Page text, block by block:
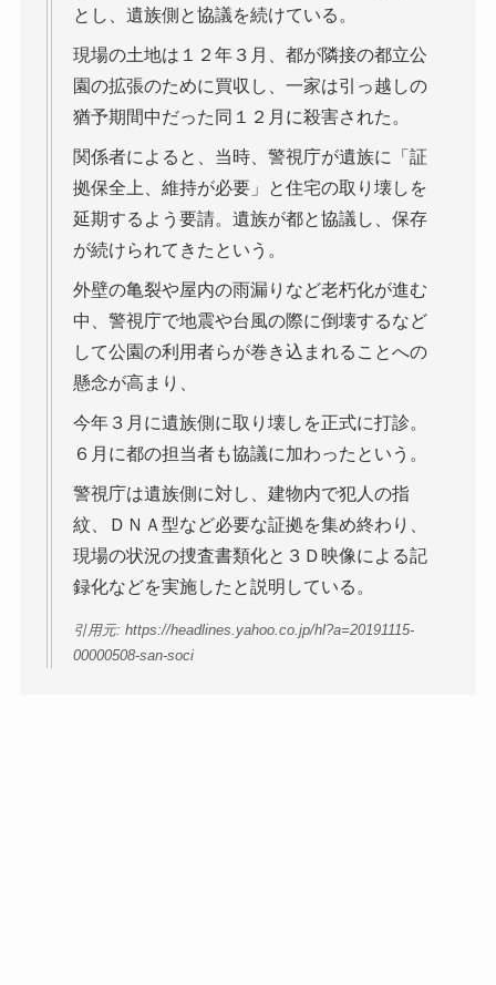
とし、遺族側と協議を続けている。
現場の土地は１２年３月、都が隣接の都立公
園の拡張のために買収し、一家は引っ越しの
猶予期間中だった同１２月に殺害された。
関係者によると、当時、警視庁が遺族に「証
拠保全上、維持が必要」と住宅の取り壊しを
延期するよう要請。遺族が都と協議し、保存
が続けられてきたという。
外壁の亀裂や屋内の雨漏りなど老朽化が進む
中、警視庁で地震や台風の際に倒壊するなど
して公園の利用者らが巻き込まれることへの
懸念が高まり、
今年３月に遺族側に取り壊しを正式に打診。
６月に都の担当者も協議に加わったという。
警視庁は遺族側に対し、建物内で犯人の指
紋、ＤＮＡ型など必要な証拠を集め終わり、
現場の状況の捜査書類化と３Ｄ映像による記
録化などを実施したと説明している。
引用元: https://headlines.yahoo.co.jp/hl?a=20191115-
00000508-san-soci